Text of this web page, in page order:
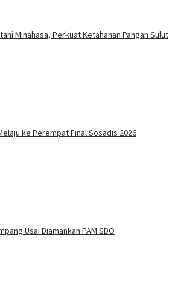
Minahasa, Perkuat Ketahanan Pangan Sulut
ke Perempat Final Sosadis 2026
Usai Diamankan PAM SDO